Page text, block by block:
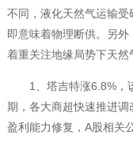
不同，液化天然气运输
即意味着物理断供。另
着重关注地缘局势下天然
1、塔吉特涨6.8%，该
期，各大商超快速推进
盈利能力修复，A股相关